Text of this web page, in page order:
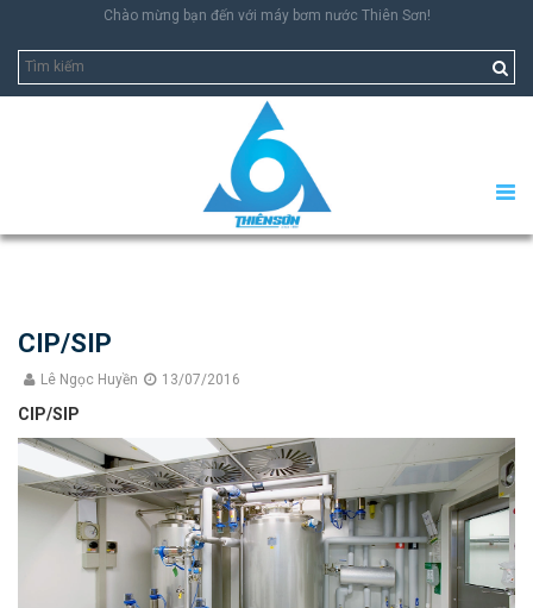
Chào mừng bạn đến với máy bơm nước Thiên Sơn!
CIP/SIP
Lê Ngọc Huyền 13/07/2016
CIP/SIP